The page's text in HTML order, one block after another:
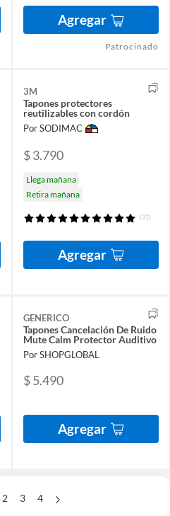
Agregar
Patrocinado
3M
Tapones protectores
reutilizables con cordón
Por SODIMAC
$ 3.790
Llega mañana
Retira mañana
(31)
Agregar
GENERICO
Tapones Cancelación De Ruido
Mute Calm Protector Auditivo
Por SHOPGLOBAL
$ 5.490
Agregar
2 3 4